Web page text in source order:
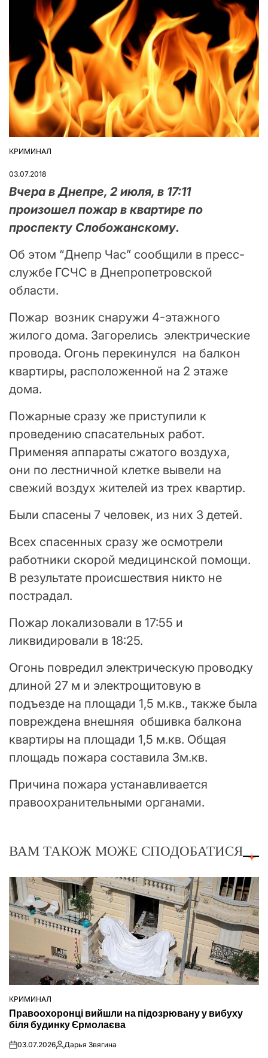
ОПУБЛІКУВАТИ
КРИМИНАЛ
03.07.2018
Вчера в Днепре, 2 июля, в 17:11
произошел пожар в квартире по
проспекту Слобожанскому.
Об этом “Днепр Час” сообщили в пресс-
службе ГСЧС в Днепропетровской
области.
Пожар возник снаружи 4-этажного
жилого дома. Загорелись электрические
провода. Огонь перекинулся на балкон
квартиры, расположенной на 2 этаже
дома.
Пожарные сразу же приступили к
проведению спасательных работ.
Применяя аппараты сжатого воздуха,
они по лестничной клетке вывели на
свежий воздух жителей из трех квартир.
Были спасены 7 человек, из них 3 детей.
Всех спасенных сразу же осмотрели
работники скорой медицинской помощи.
В результате происшествия никто не
пострадал.
Пожар локализовали в 17:55 и
ликвидировали в 18:25.
Огонь повредил электрическую проводку
длиной 27 м и электрощитовую в
подъезде на площади 1,5 м.кв., также была
повреждена внешняя обшивка балкона
квартиры на площади 1,5 м.кв. Общая
площадь пожара составила 3м.кв.
Причина пожара устанавливается
правоохранительными органами.
ВАМ ТАКОЖ МОЖЕ СПОДОБАТИСЯ
ОПУБЛІКУВАТИ
КРИМИНАЛ
Правоохоронці вийшли на підозрювану у вибуху
біля будинку Єрмолаєва
on03.07.2026Опубліковано
Дарья Звягина